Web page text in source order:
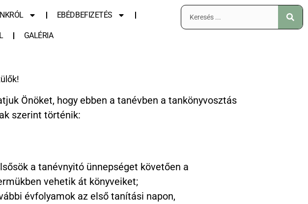
EBÉDBEFIZETÉS
GALÉRIA
Önöket, hogy ebben a tanévben a tankönyvosztás
szerint történik:
a tanévnyitó ünnepséget követően a
vehetik át könyveiket;
évfolyamok az első tanítási napon,